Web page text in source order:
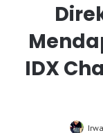
IDX